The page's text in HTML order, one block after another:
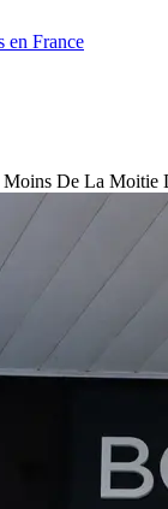
en France
De La Moitie